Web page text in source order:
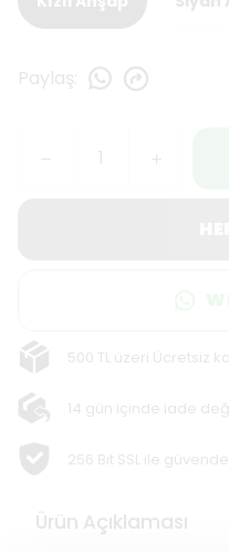
Paylaş
500 TL üzeri Ücretsiz
14 gün içinde iade
256 Bit SSL ile
Ürün Açıklaması